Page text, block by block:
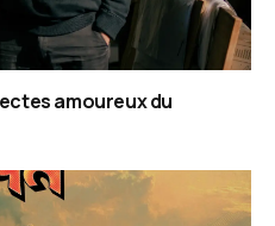
amoureux du